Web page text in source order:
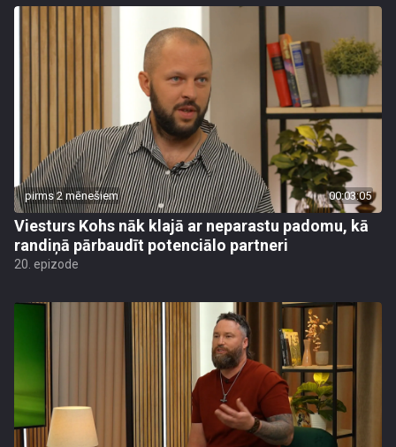
pirms 2 mēnešiem 00:03:05
Viesturs Kohs nāk klajā ar neparastu padomu, kā
randiņā pārbaudīt potenciālo partneri
20. epizode